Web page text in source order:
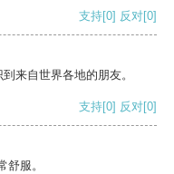
支持[0] 反对[0]
来自世界各地的朋友。
支持[0] 反对[0]
服。